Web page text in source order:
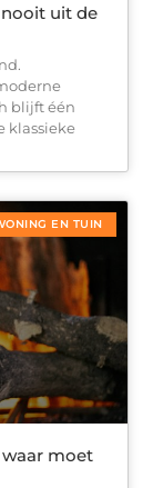
uit de
blijft één
klassieke
EN TUIN
moet